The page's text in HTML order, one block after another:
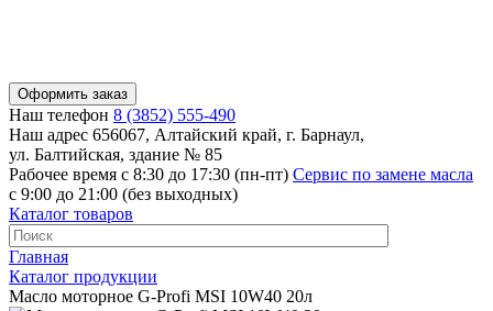
Оформить заказ
Наш телефон 8 (3852) 555-490
Наш адрес 656067, Алтайский край, г. Барнаул,
ул. Балтийская, здание № 85
Рабочее время с 8:30 до 17:30 (пн-пт) Сервис по замене масла
с 9:00 до 21:00 (без выходных)
Каталог товаров
Главная
Каталог продукции
Масло моторное G-Profi MSI 10W40 20л